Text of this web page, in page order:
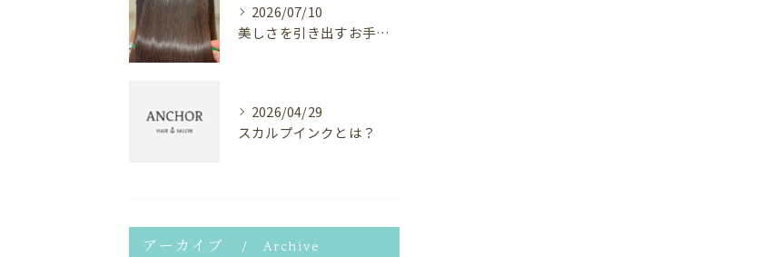
2026/07/10
美しさを引き出すお手伝い✨
2026/04/29
スカルプインクとは？
アーカイブ Archive